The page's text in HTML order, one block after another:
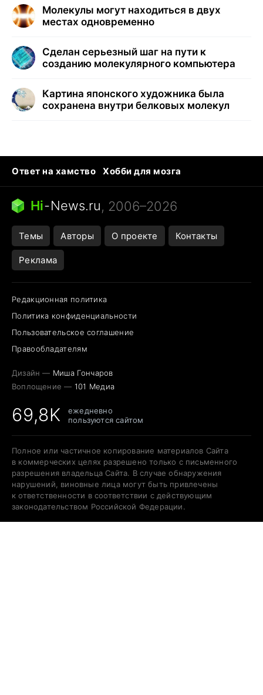
Молекулы могут находиться в двух
местах одновременно
Сделан серьезный шаг на пути к
созданию молекулярного компьютера
Картина японского художника была
сохранена внутри белковых молекул
Ответ на хамство
Хобби для мозга
Бензин 100 vs 95
Тунцы в океанариуме
Следующая пандемия
Hi-News.ru, 2006–2026
Темы Авторы О проекте Контакты
Реклама
Редакционная политика
Политика конфиденциальности
Пользовательское соглашение
Правообладателям
Дизайн — Миша Гончаров
Воплощение — 101 Медиа
69,8K
ежедневно
пользуются сайтом
Полное или частичное копирование материалов Сайта
в коммерческих целях разрешено только с письменного
разрешения владельца Сайта. В случае обнаружения
нарушений, виновные лица могут быть привлечены
к ответственности в соответствии с действующим
законодательством Российской Федерации.